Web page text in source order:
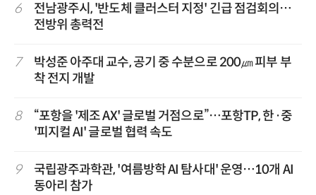
6
전남광주시, '반도체 클러스터 지정' 긴급 점검회의…
전방위 총력전
7
박성준 아주대 교수, 공기 중 수분으로 200㎛ 피부 부
착 전지 개발
8
“포항을 '제조 AX' 글로벌 거점으로”…포항TP, 한·중
'피지컬 AI' 글로벌 협력 속도
9
국립광주과학관, '여름방학 AI 탐사대' 운영…10개 AI
동아리 참가